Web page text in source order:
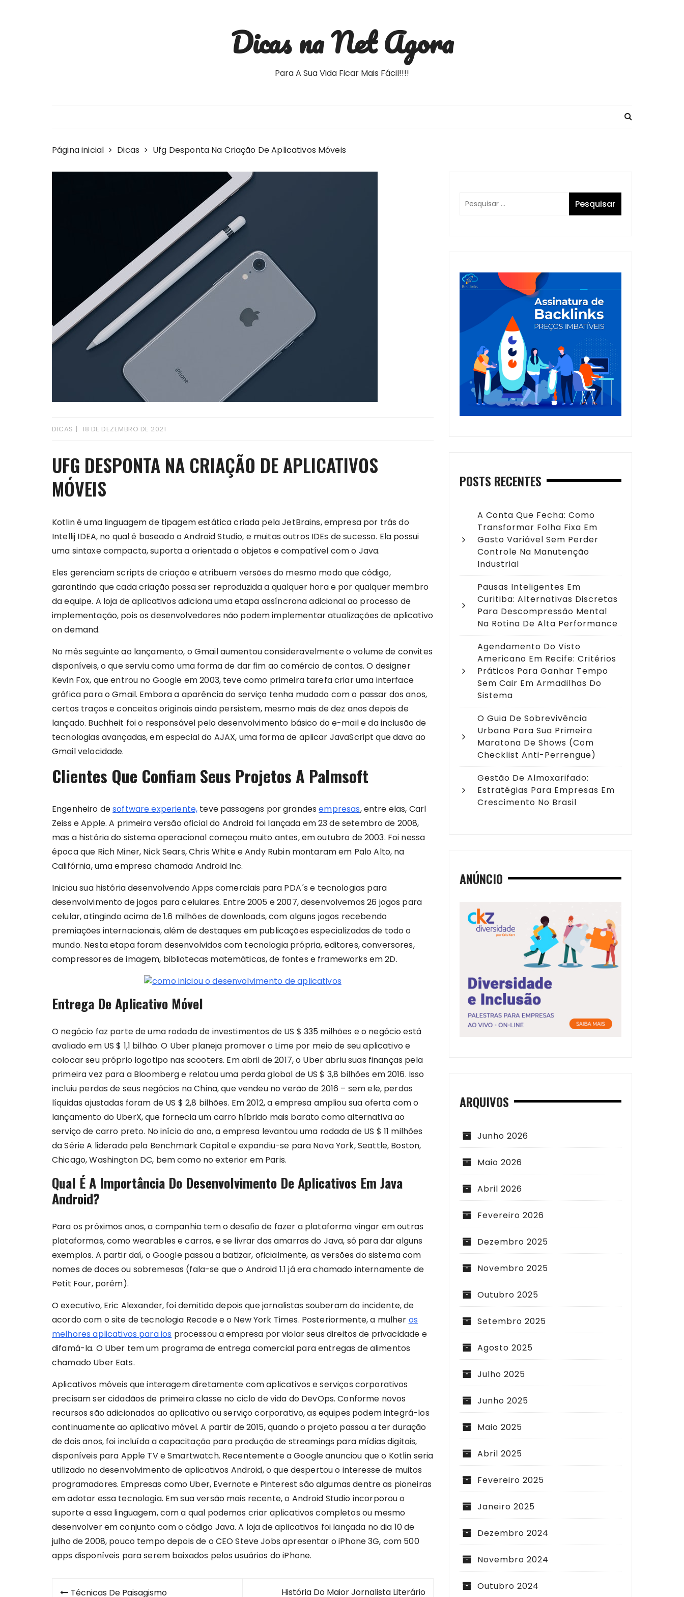
Dicas na Net Agora
Para A Sua Vida Ficar Mais Fácil!!!!
Página inicial Dicas Ufg Desponta Na Criação De Aplicativos Móveis
DICAS 18 DE DEZEMBRO DE 2021
UFG DESPONTA NA CRIAÇÃO DE APLICATIVOS
MÓVEIS
Kotlin é uma linguagem de tipagem estática criada pela JetBrains, empresa por trás do
Intellij IDEA, no qual é baseado o Android Studio, e muitas outros IDEs de sucesso. Ela possui
uma sintaxe compacta, suporta a orientada a objetos e compatível com o Java.
Eles gerenciam scripts de criação e atribuem versões do mesmo modo que código,
garantindo que cada criação possa ser reproduzida a qualquer hora e por qualquer membro
da equipe. A loja de aplicativos adiciona uma etapa assíncrona adicional ao processo de
implementação, pois os desenvolvedores não podem implementar atualizações de aplicativo
on demand.
No mês seguinte ao lançamento, o Gmail aumentou consideravelmente o volume de convites
disponíveis, o que serviu como uma forma de dar fim ao comércio de contas. O designer
Kevin Fox, que entrou no Google em 2003, teve como primeira tarefa criar uma interface
gráfica para o Gmail. Embora a aparência do serviço tenha mudado com o passar dos anos,
certos traços e conceitos originais ainda persistem, mesmo mais de dez anos depois de
lançado. Buchheit foi o responsável pelo desenvolvimento básico do e-mail e da inclusão de
tecnologias avançadas, em especial do AJAX, uma forma de aplicar JavaScript que dava ao
Gmail velocidade.
Clientes Que Confiam Seus Projetos A Palmsoft
Engenheiro desoftware experiente, teve passagens por grandesempresas, entre elas, Carl
Zeiss e Apple. A primeira versão oficial do Android foi lançada em 23 de setembro de 2008,
mas a história do sistema operacional começou muito antes, em outubro de 2003. Foi nessa
época que Rich Miner, Nick Sears, Chris White e Andy Rubin montaram em Palo Alto, na
Califórnia, uma empresa chamada Android Inc.
Iniciou sua história desenvolvendo Apps comerciais para PDA´s e tecnologias para
desenvolvimento de jogos para celulares. Entre 2005 e 2007, desenvolvemos 26 jogos para
celular, atingindo acima de 1.6 milhões de downloads, com alguns jogos recebendo
premiações internacionais, além de destaques em publicações especializadas de todo o
mundo. Nesta etapa foram desenvolvidos com tecnologia própria, editores, conversores,
compressores de imagem, bibliotecas matemáticas, de fontes e frameworks em 2D.
Entrega De Aplicativo Móvel
O negócio faz parte de uma rodada de investimentos de US $ 335 milhões e o negócio está
avaliado em US $ 1,1 bilhão. O Uber planeja promover o Lime por meio de seu aplicativo e
colocar seu próprio logotipo nas scooters. Em abril de 2017, o Uber abriu suas finanças pela
primeira vez para a Bloomberg e relatou uma perda global de US $ 3,8 bilhões em 2016. Isso
incluiu perdas de seus negócios na China, que vendeu no verão de 2016 – sem ele, perdas
líquidas ajustadas foram de US $ 2,8 bilhões. Em 2012, a empresa ampliou sua oferta com o
lançamento do UberX, que fornecia um carro híbrido mais barato como alternativa ao
serviço de carro preto. No início do ano, a empresa levantou uma rodada de US $ 11 milhões
da Série A liderada pela Benchmark Capital e expandiu-se para Nova York, Seattle, Boston,
Chicago, Washington DC, bem como no exterior em Paris.
Qual É A Importância Do Desenvolvimento De Aplicativos Em Java
Android?
Para os próximos anos, a companhia tem o desafio de fazer a plataforma vingar em outras
plataformas, como wearables e carros, e se livrar das amarras do Java, só para dar alguns
exemplos. A partir daí, o Google passou a batizar, oficialmente, as versões do sistema com
nomes de doces ou sobremesas (fala-se que o Android 1.1 já era chamado internamente de
Petit Four, porém).
O executivo, Eric Alexander, foi demitido depois que jornalistas souberam do incidente, de
acordo com o site de tecnologia Recode e o New York Times. Posteriormente, a mulher os
melhores aplicativos para ios processou a empresa por violar seus direitos de privacidade e
difamá-la. O Uber tem um programa de entrega comercial para entregas de alimentos
chamado Uber Eats.
Aplicativos móveis que interagem diretamente com aplicativos e serviços corporativos
precisam ser cidadãos de primeira classe no ciclo de vida do DevOps. Conforme novos
recursos são adicionados ao aplicativo ou serviço corporativo, as equipes podem integrá-los
continuamente ao aplicativo móvel. A partir de 2015, quando o projeto passou a ter duração
de dois anos, foi incluída a capacitação para produção de streamings para mídias digitais,
disponíveis para Apple TV e Smartwatch. Recentemente a Google anunciou que o Kotlin seria
utilizado no desenvolvimento de aplicativos Android, o que despertou o interesse de muitos
programadores. Empresas como Uber, Evernote e Pinterest são algumas dentre as pioneiras
em adotar essa tecnologia. Em sua versão mais recente, o Android Studio incorporou o
suporte a essa linguagem, com a qual podemos criar aplicativos completos ou mesmo
desenvolver em conjunto com o código Java. A loja de aplicativos foi lançada no dia 10 de
julho de 2008, pouco tempo depois de o CEO Steve Jobs apresentar o iPhone 3G, com 500
apps disponíveis para serem baixados pelos usuários do iPhone.
Navegação
Técnicas De Paisagismo
História Do Maior Jornalista Literário
POSTS RECENTES
A Conta Que Fecha: Como
Transformar Folha Fixa Em
Gasto Variável Sem Perder
Controle Na Manutenção
Industrial
Pausas Inteligentes Em
Curitiba: Alternativas Discretas
Para Descompressão Mental
Na Rotina De Alta Performance
Agendamento Do Visto
Americano Em Recife: Critérios
Práticos Para Ganhar Tempo
Sem Cair Em Armadilhas Do
Sistema
O Guia De Sobrevivência
Urbana Para Sua Primeira
Maratona De Shows (com
Checklist Anti-Perrengue)
Gestão De Almoxarifado:
Estratégias Para Empresas Em
Crescimento No Brasil
ANÚNCIO
ARQUIVOS
Junho 2026
Maio 2026
Abril 2026
Fevereiro 2026
Dezembro 2025
Novembro 2025
Outubro 2025
Setembro 2025
Agosto 2025
Julho 2025
Junho 2025
Maio 2025
Abril 2025
Fevereiro 2025
Janeiro 2025
Dezembro 2024
Novembro 2024
Outubro 2024